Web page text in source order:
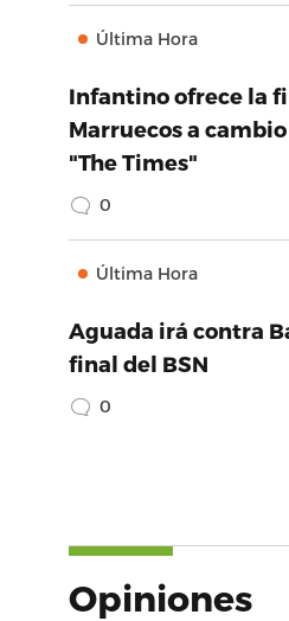
Última Hora
Infantino ofrece la
Marruecos a
"The Times"
0
Última Hora
Aguada irá contra
final del BSN
0
Opiniones